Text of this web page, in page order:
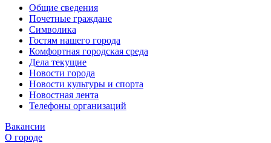
Общие сведения
Почетные граждане
Символика
Гостям нашего города
Комфортная городская среда
Дела текущие
Новости города
Новости культуры и спорта
Новостная лента
Телефоны организаций
Вакансии
О городе